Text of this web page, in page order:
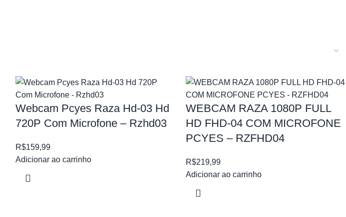
Webcam Pcyes Raza Hd-03 Hd
720P Com Microfone – Rzhd03
R$159,99
Adicionar ao carrinho
WEBCAM RAZA 1080P FULL
HD FHD-04 COM MICROFONE
PCYES – RZFHD04
R$219,99
Adicionar ao carrinho